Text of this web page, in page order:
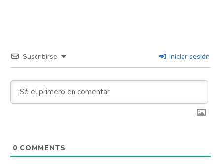
Suscribirse Iniciar sesión
0 COMMENTS